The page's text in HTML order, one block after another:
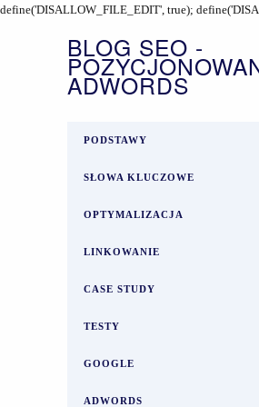
define('DISALLOW_FILE_EDIT', true);
BLOG SEO -
ADWORDS
PODSTAWY
SŁOWA KLUCZOWE
OPTYMALIZACJA
LINKOWANIE
CASE STUDY
TESTY
GOOGLE
ADWORDS